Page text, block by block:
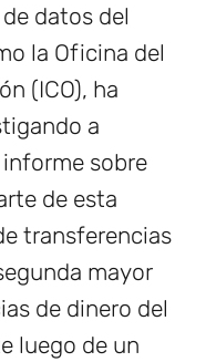
datos del
la Oficina del
(ICO), ha
a
sobre
de esta
transferencias
mayor
de dinero del
luego de un